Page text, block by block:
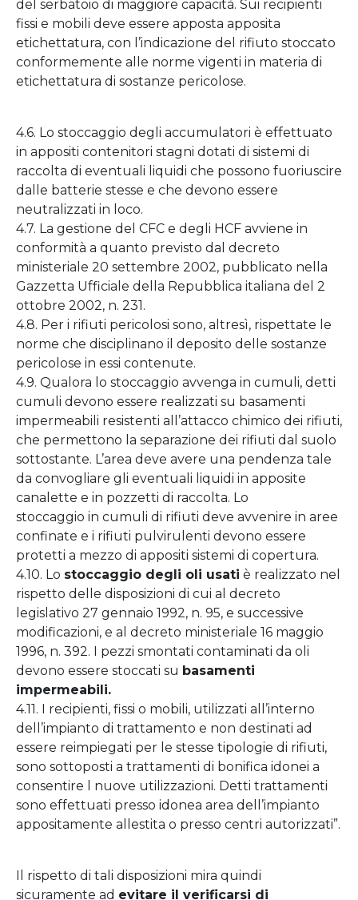
del serbatoio di maggiore capacità. Sui recipienti
fissi e mobili deve essere apposta apposita
etichettatura, con l’indicazione del rifiuto stoccato
conformemente alle norme vigenti in materia di
etichettatura di sostanze pericolose.
4.6. Lo stoccaggio degli accumulatori è effettuato
in appositi contenitori stagni dotati di sistemi di
raccolta di eventuali liquidi che possono fuoriuscire
dalle batterie stesse e che devono essere
neutralizzati in loco.
4.7. La gestione del CFC e degli HCF avviene in
conformità a quanto previsto dal decreto
ministeriale 20 settembre 2002, pubblicato nella
Gazzetta Ufficiale della Repubblica italiana del 2
ottobre 2002, n. 231.
4.8. Per i rifiuti pericolosi sono, altresì, rispettate le
norme che disciplinano il deposito delle sostanze
pericolose in essi contenute.
4.9. Qualora lo stoccaggio avvenga in cumuli, detti
cumuli devono essere realizzati su basamenti
impermeabili resistenti all’attacco chimico dei rifiuti,
che permettono la separazione dei rifiuti dal suolo
sottostante. L’area deve avere una pendenza tale
da convogliare gli eventuali liquidi in apposite
canalette e in pozzetti di raccolta. Lo
stoccaggio in cumuli di rifiuti deve avvenire in aree
confinate e i rifiuti pulvirulenti devono essere
protetti a mezzo di appositi sistemi di copertura.
4.10. Lo stoccaggio degli oli usati è realizzato nel
rispetto delle disposizioni di cui al decreto
legislativo 27 gennaio 1992, n. 95, e successive
modificazioni, e al decreto ministeriale 16 maggio
1996, n. 392. I pezzi smontati contaminati da oli
devono essere stoccati su basamenti
impermeabili.
4.11. I recipienti, fissi o mobili, utilizzati all’interno
dell’impianto di trattamento e non destinati ad
essere reimpiegati per le stesse tipologie di rifiuti,
sono sottoposti a trattamenti di bonifica idonei a
consentire l nuove utilizzazioni. Detti trattamenti
sono effettuati presso idonea area dell’impianto
appositamente allestita o presso centri autorizzati”.
Il rispetto di tali disposizioni mira quindi
sicuramente ad evitare il verificarsi di